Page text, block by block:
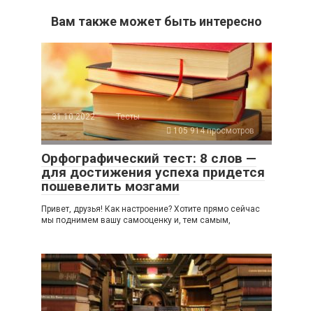
Вам также может быть интересно
31.10.2022
Тесты
105 914 просмотров
Орфографический тест: 8 слов —
для достижения успеха придется
пошевелить мозгами
Привет, друзья! Как настроение? Хотите прямо сейчас
мы поднимем вашу самооценку и, тем самым,